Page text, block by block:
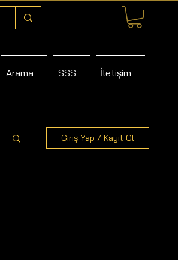
Arama SSS İletişim
Giriş Yap / Kayıt Ol